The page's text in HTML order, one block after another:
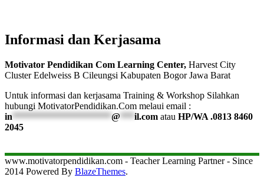
Informasi dan Kerjasama
Motivator Pendidikan Com Learning Center, Harvest City
Cluster Edelweiss B Cileungsi Kabupaten Bogor Jawa Barat
Untuk informasi dan kerjasama Training & Workshop Silahkan
hubungi MotivatorPendidikan.Com melaui email :
in *********************@ ***il.com atau HP/WA .0813 8460
2045
www.motivatorpendidikan.com - Teacher Learning Partner - Since
2014 Powered By BlazeThemes.